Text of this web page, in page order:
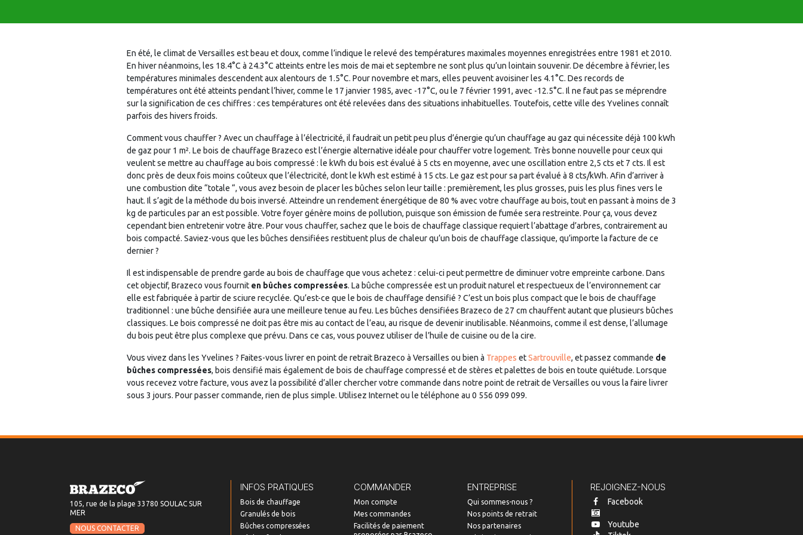
En été, le climat de Versailles est beau et doux, comme l’indique le relevé des températures maximales moyennes enregistrées entre 1981 et 2010.
En hiver néanmoins, les 18.4°C à 24.3°C atteints entre les mois de mai et septembre ne sont plus qu’un lointain souvenir. De décembre à février, les
températures minimales descendent aux alentours de 1.5°C. Pour novembre et mars, elles peuvent avoisiner les 4.1°C. Des records de
températures ont été atteints pendant l’hiver, comme le 17 janvier 1985, avec -17°C, ou le 7 février 1991, avec -12.5°C. Il ne faut pas se méprendre
sur la signification de ces chiffres : ces températures ont été relevées dans des situations inhabituelles. Toutefois, cette ville des Yvelines connaît
parfois des hivers froids.
Comment vous chauffer ? Avec un chauffage à l’électricité, il faudrait un petit peu plus d’énergie qu’un chauffage au gaz qui nécessite déjà 100 kWh
de gaz pour 1 m². Le bois de chauffage Brazeco est l’énergie alternative idéale pour chauffer votre logement. Très bonne nouvelle pour ceux qui
veulent se mettre au chauffage au bois compressé : le kWh du bois est évalué à 5 cts en moyenne, avec une oscillation entre 2,5 cts et 7 cts. Il est
donc près de deux fois moins coûteux que l’électricité, dont le kWh est estimé à 15 cts. Le gaz est pour sa part évalué à 8 cts/kWh. Afin d’arriver à
une combustion dite “totale “, vous avez besoin de placer les bûches selon leur taille : premièrement, les plus grosses, puis les plus fines vers le
haut. Il s’agit de la méthode du bois inversé. Atteindre un rendement énergétique de 80 % avec votre chauffage au bois, tout en passant à moins de 3
kg de particules par an est possible. Votre foyer génère moins de pollution, puisque son émission de fumée sera restreinte. Pour ça, vous devez
cependant bien entretenir votre âtre. Pour vous chauffer, sachez que le bois de chauffage classique requiert l’abattage d’arbres, contrairement au
bois compacté. Saviez-vous que les bûches densifiées restituent plus de chaleur qu’un bois de chauffage classique, qu’importe la facture de ce
dernier ?
Il est indispensable de prendre garde au bois de chauffage que vous achetez : celui-ci peut permettre de diminuer votre empreinte carbone. Dans
cet objectif, Brazeco vous fournit en bûches compressées. La bûche compressée est un produit naturel et respectueux de l’environnement car
elle est fabriquée à partir de sciure recyclée. Qu’est-ce que le bois de chauffage densifié ? C’est un bois plus compact que le bois de chauffage
traditionnel : une bûche densifiée aura une meilleure tenue au feu. Les bûches densifiées Brazeco de 27 cm chauffent autant que plusieurs bûches
classiques. Le bois compressé ne doit pas être mis au contact de l’eau, au risque de devenir inutilisable. Néanmoins, comme il est dense, l’allumage
du bois peut être plus complexe que prévu. Dans ce cas, vous pouvez utiliser de l’huile de cuisine ou de la cire.
Vous vivez dans les Yvelines ? Faites-vous livrer en point de retrait Brazeco à Versailles ou bien à Trappes etSartrouville, et passez commande de
bûches compressées, bois densifié mais également de bois de chauffage compressé et de stères et palettes de bois en toute quiétude. Lorsque
vous recevez votre facture, vous avez la possibilité d’aller chercher votre commande dans notre point de retrait de Versailles ou vous la faire livrer
sous 3 jours. Pour passer commande, rien de plus simple. Utilisez Internet ou le téléphone au 0 556 099 099.
105, rue de la plage 33780 SOULAC SUR
MER
NOUS CONTACTER
INFOS PRATIQUES
Bois de chauffage
Granulés de bois
Bûches compressées
COMMANDER
Mon compte
Mes commandes
Facilités de paiement
ENTREPRISE
Qui sommes-nous ?
Nos points de retrait
Nos partenaires
REJOIGNEZ-NOUS
Facebook
Youtube